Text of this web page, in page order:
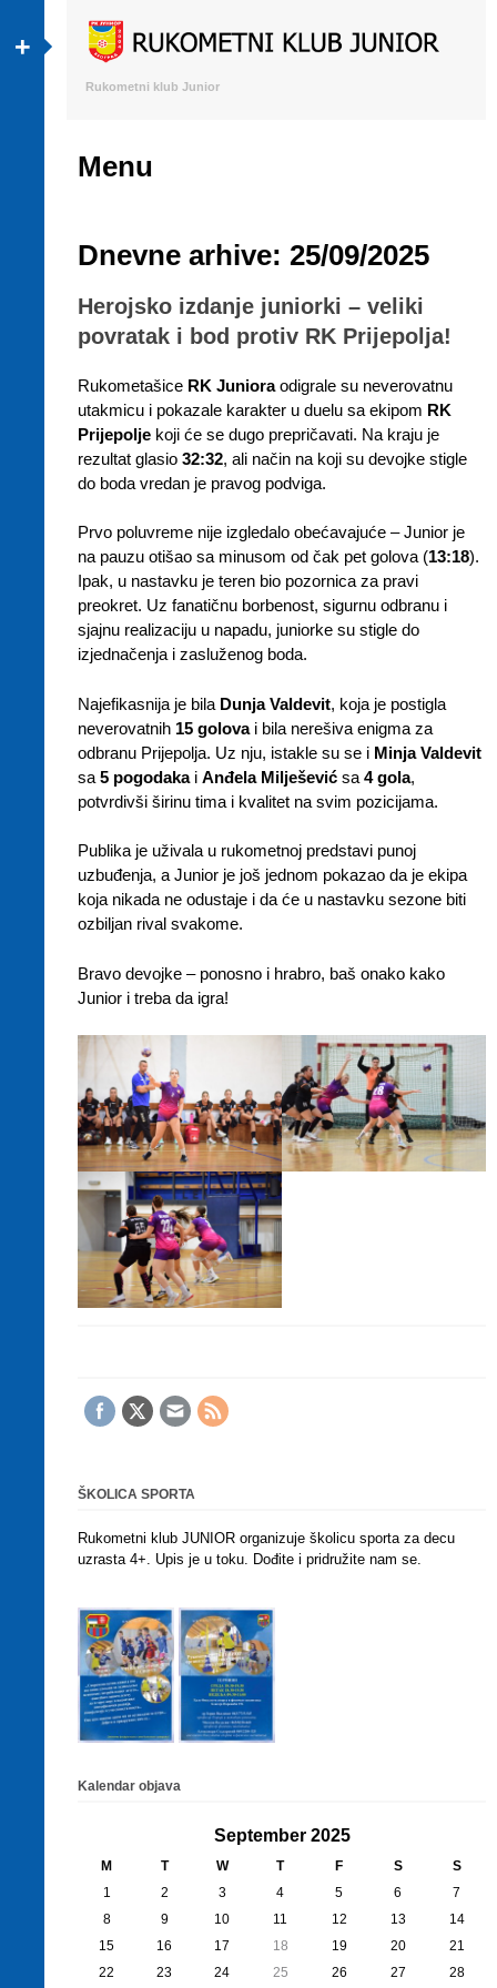
+
Rukometni klub Junior
Menu
Dnevne arhive: 25/09/2025
Herojsko izdanje juniorki – veliki
povratak i bod protiv RK Prijepolja!
Rukometašice RK Junioraodigrale su neverovatnu
utakmicu i pokazale karakter u duelu sa ekipom RK
Prijepolje koji će se dugo prepričavati. Na kraju je
rezultat glasio 32:32, ali način na koji su devojke stigle
do boda vredan je pravog podviga.
Prvo poluvreme nije izgledalo obećavajuće – Junior je
na pauzu otišao sa minusom od čak pet golova (13:18).
Ipak, u nastavku je teren bio pozornica za pravi
preokret. Uz fanatičnu borbenost, sigurnu odbranu i
sjajnu realizaciju u napadu, juniorke su stigle do
izjednačenja i zasluženog boda.
Najefikasnija je bila Dunja Valdevit, koja je postigla
neverovatnih 15 golovai bila nerešiva enigma za
odbranu Prijepolja. Uz nju, istakle su se i Minja Valdevit
sa 5 pogodakai Anđela Milješević sa 4 gola,
potvrdivši širinu tima i kvalitet na svim pozicijama.
Publika je uživala u rukometnoj predstavi punoj
uzbuđenja, a Junior je još jednom pokazao da je ekipa
koja nikada ne odustaje i da će u nastavku sezone biti
ozbiljan rival svakome.
Bravo devojke – ponosno i hrabro, baš onako kako
Junior i treba da igra!
ŠKOLICA SPORTA
Rukometni klub JUNIOR organizuje školicu sporta za decu
uzrasta 4+. Upis je u toku. Dođite i pridružite nam se.
Kalendar objava
September 2025
M T W T F S
S
1
2 3 4 5 6
7
8
9 10 11 12 13
14
15
16 17 18 19 20
21
22
23 24 25 26 27 28